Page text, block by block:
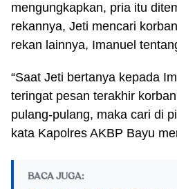
mengungkapkan, pria itu
rekannya, Jeti mencari
rekan lainnya, Imanuel
“Saat Jeti bertanya kepada
teringat pesan terakhir
pulang-pulang, maka cari di
kata Kapolres AKBP Bayu
BACA JUGA: